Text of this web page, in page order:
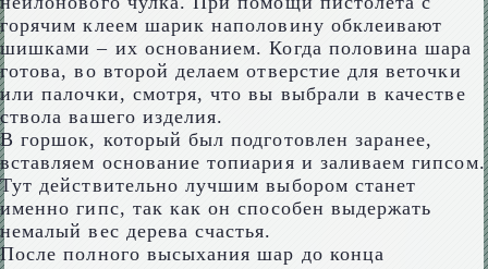
горячим клеем шарик наполовину обклеивают
шишками – их основанием. Когда половина шара
готова, во второй делаем отверстие для веточки
или палочки, смотря, что вы выбрали в качестве
ствола вашего изделия.
В горшок, который был подготовлен заранее,
вставляем основание топиария и заливаем гипсом.
Тут действительно лучшим выбором станет
именно гипс, так как он способен выдержать
немалый вес дерева счастья.
После полного высыхания шар до конца